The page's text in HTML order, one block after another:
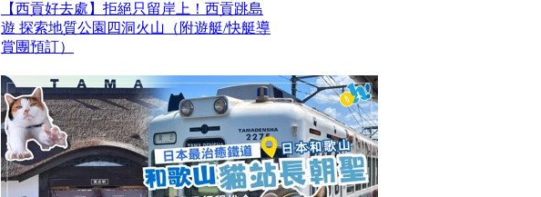
【西貢好去處】拒絕只留岸上！西貢跳島
遊 探索地質公園四洞火山（附遊艇/快艇導
賞團預訂）